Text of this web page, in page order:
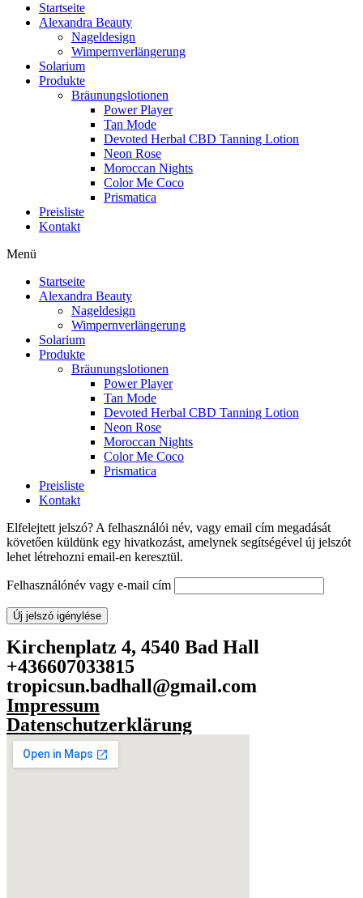
Startseite
Alexandra Beauty
Nageldesign
Wimpernverlängerung
Solarium
Produkte
Bräunungslotionen
Power Player
Tan Mode
Devoted Herbal CBD Tanning Lotion
Neon Rose
Moroccan Nights
Color Me Coco
Prismatica
Preisliste
Kontakt
Menü
Startseite
Alexandra Beauty
Nageldesign
Wimpernverlängerung
Solarium
Produkte
Bräunungslotionen
Power Player
Tan Mode
Devoted Herbal CBD Tanning Lotion
Neon Rose
Moroccan Nights
Color Me Coco
Prismatica
Preisliste
Kontakt
Elfelejtett jelszó? A felhasználói név, vagy email cím megadását
követően küldünk egy hivatkozást, amelynek segítségével új jelszót
lehet létrehozni email-en keresztül.
Felhasználónév vagy e-mail cím
Új jelszó igénylése
Kirchenplatz 4, 4540 Bad Hall
+436607033815
tropicsun.badhall@gmail.com
Impressum
Datenschutzerklärung